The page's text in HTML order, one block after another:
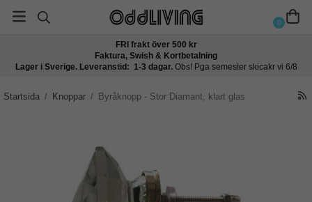
0
FRI frakt över 500 kr
Faktura, Swish & Kortbetalning
Lager i Sverige. Leveranstid: 1-3 dagar. Obs! Pga semester skicakr vi 6/8
Startsida / Knoppar / Byråknopp - Stor Diamant, klart glas